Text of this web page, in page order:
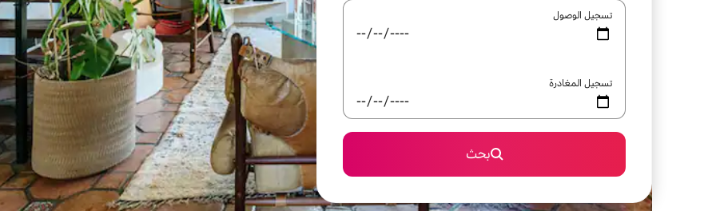
تسجيل الوصول
تسجيل المغادرة
بحث